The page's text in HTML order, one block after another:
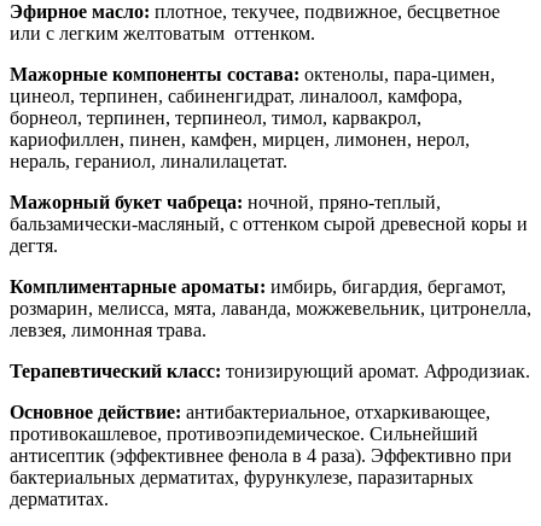
Эфирное масло: плотное, текучее, подвижное, бесцветное
или с легким желтоватым оттенком.
Мажорные компоненты состава: октенолы, пара-цимен,
цинеол, терпинен, сабиненгидрат, линалоол, камфора,
борнеол, терпинен, терпинеол, тимол, карвакрол,
кариофиллен, пинен, камфен, мирцен, лимонен, нерол,
нераль, гераниол, линалилацетат.
Мажорный букет чабреца: ночной, пряно-теплый,
бальзамически-масляный, с оттенком сырой древесной коры и
дегтя.
Комплиментарные ароматы: имбирь, бигардия, бергамот,
розмарин, мелисса, мята, лаванда, можжевельник, цитронелла,
левзея, лимонная трава.
Терапевтический класс: тонизирующий аромат. Афродизиак.
Основное действие: антибактериальное, отхаркивающее,
противокашлевое, противоэпидемическое. Сильнейший
антисептик (эффективнее фенола в 4 раза). Эффективно при
бактериальных дерматитах, фурункулезе, паразитарных
дерматитах.